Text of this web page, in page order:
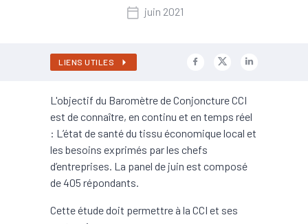
juin 2021
LIENS UTILES
L'objectif du Baromètre de Conjoncture CCI
est de connaître, en continu et en temps réel
: L’état de santé du tissu économique local et
les besoins exprimés par les chefs
d’entreprises. La panel de juin est composé
de 405 répondants.
Cette étude doit permettre à la CCI et ses